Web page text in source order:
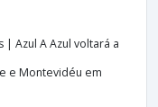
| Azul A Azul voltará a
e Montevidéu em